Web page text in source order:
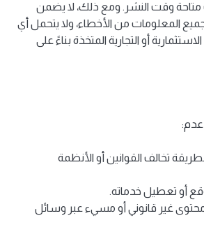
متاحة وقت النشر. ومع ذلك، لا يضمن
المعلومات من الأخطاء، ولا يتحمل أي
أو التجارية المتخذة بناءً على
عدم:
تخالف القوانين أو الأنظمة
أو تعطيل خدماته.
غير قانوني أو مسيء عبر وسائل